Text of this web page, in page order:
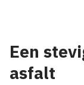
Een
asfalt